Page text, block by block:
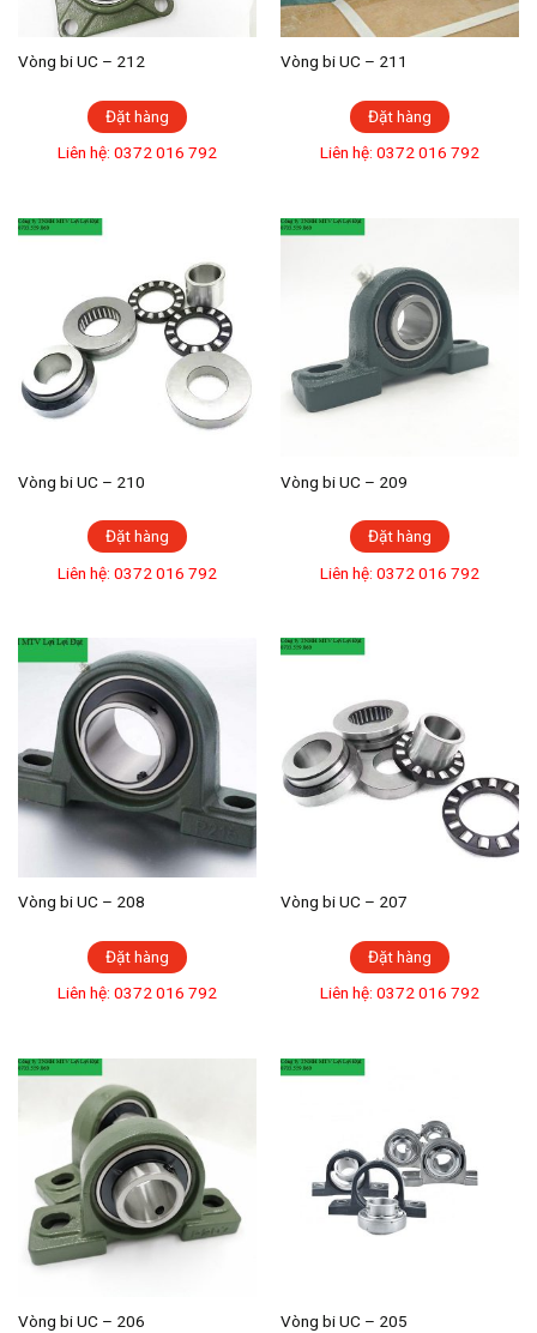
Vòng bi UC – 212
Đặt hàng
Liên hệ: 0372 016 792
Vòng bi UC – 211
Đặt hàng
Liên hệ: 0372 016 792
Vòng bi UC – 210
Đặt hàng
Liên hệ: 0372 016 792
Vòng bi UC – 209
Đặt hàng
Liên hệ: 0372 016 792
Vòng bi UC – 208
Đặt hàng
Liên hệ: 0372 016 792
Vòng bi UC – 207
Đặt hàng
Liên hệ: 0372 016 792
Vòng bi UC – 206 Vòng bi UC – 205